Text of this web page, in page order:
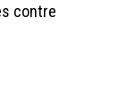
contre